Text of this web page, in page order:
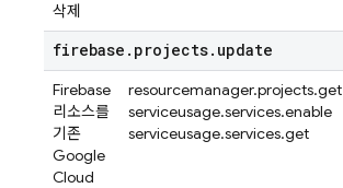
삭제
firebase . projects. update
Firebase
리소스를
기존
Google
Cloud
resourcemanager.projects.get
serviceusage.services.enable
serviceusage.services.get